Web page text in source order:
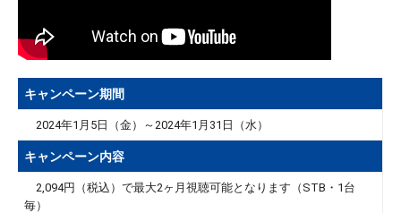
キャンペーン期間
2024年1月5日（金）～2024年1月31日（水）
キャンペーン内容
2,094円（税込）で最大2ヶ月視聴可能となります（STB・1台
毎）